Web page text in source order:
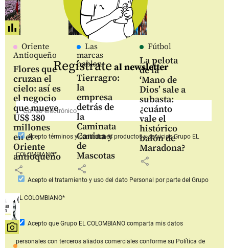
Oriente
Antioqueño
Flores que
cruzan el
cielo: así es
el negocio
que mueve
US$ 380
millones
en el
Oriente
antioqueño
share
Las
marcas
hablan
Tierragro:
la
empresa
detrás de
la
Caminata
Canina y
de
Mascotas
share
Fútbol
La pelota
de la
‘Mano de
Dios’ sale a
subasta:
¿cuánto
vale el
histórico
balón de
Maradona?
share
Regístrate al newsletter
Aceptotérminos y condiciones productos y serviciosGrupo EL
COLOMBIANO*
Acepto el tratamiento y uso del dato Personal por parte del Grupo
EL COLOMBIANO*
Acepto que Grupo EL COLOMBIANOcomparta mis datos
personales con terceros aliados comerciales conforme su Política de